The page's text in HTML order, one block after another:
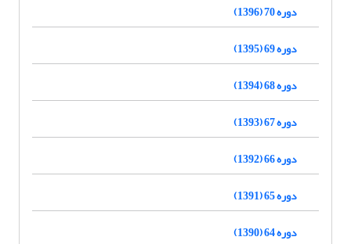
دوره 70 (1396)
دوره 69 (1395)
دوره 68 (1394)
دوره 67 (1393)
دوره 66 (1392)
دوره 65 (1391)
دوره 64 (1390)